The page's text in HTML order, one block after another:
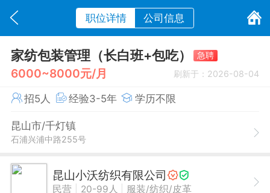
职位详情 公司信息
家纺包装管理（长白班+包吃） 急聘
6000~8000元/月 刷新于：2026-08-04
招5人 经验3-5年 学历不限
昆山市/千灯镇
石浦兴浦中路255号
昆山小沃纺织有限公司
民营 20-99人 服装/纺织/皮革